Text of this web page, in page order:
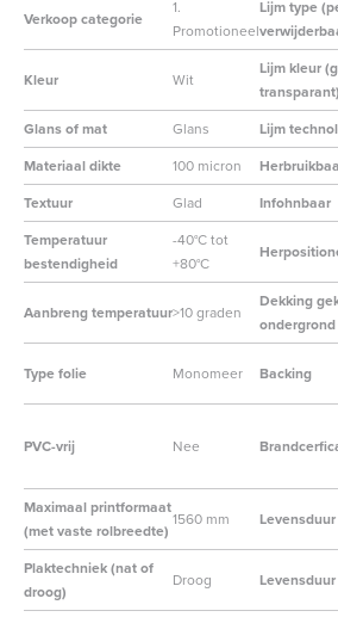
Verkoop categorie
1.
Promotioneel
Lijm type
Kleur Wit
Lijm kleur
transparant)
Glans of mat Glans Lijm
Materiaal dikte
100 micron
Textuur
Glad Infohnbaar
Temperatuur
bestendigheid
-40°C tot
+80°C
Aanbreng temperatuur>10 graden
Dekking
ondergrond
Type folie Monomeer Backing
PVC-vrij Nee
Maximaal printformaat
(met vaste rolbreedte)
1560 mm
Plaktechniek (nat of
droog)
Droog